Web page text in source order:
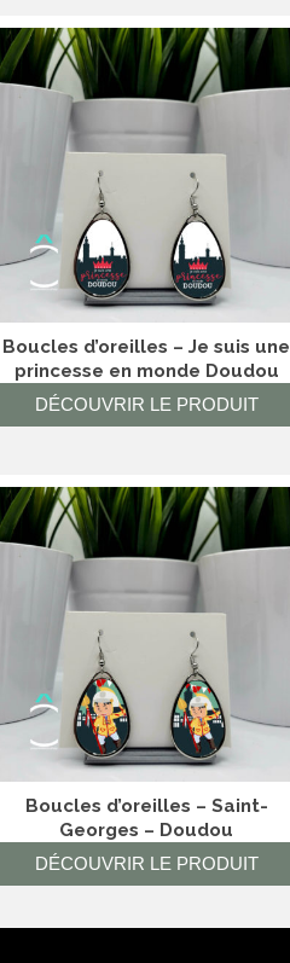
Boucles d’oreilles – Je suis une
princesse en monde Doudou
DÉCOUVRIR LE PRODUIT
Boucles d’oreilles – Saint-
Georges – Doudou
DÉCOUVRIR LE PRODUIT